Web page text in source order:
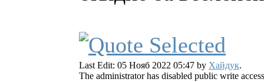
Last Edit: 05 Нояб 2022 05:47 by Хайдук.
The administrator has disabled public write